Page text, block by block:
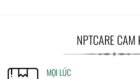
NPTCARE CAM
MỌI LÚC